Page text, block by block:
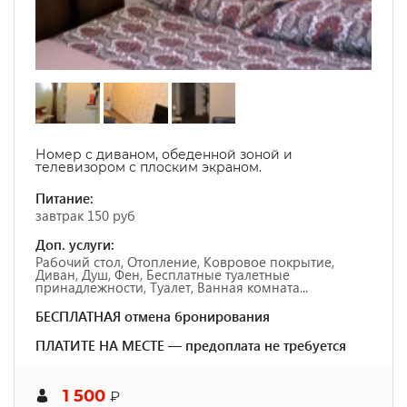
Номер с диваном, обеденной зоной и
телевизором с плоским экраном.
Питание:
завтрак 150 руб
Доп. услуги:
Рабочий стол, Отопление, Ковровое покрытие,
Диван, Душ, Фен, Бесплатные туалетные
принадлежности, Туалет, Ванная комната...
БЕСПЛАТНАЯ отмена бронирования
ПЛАТИТЕ НА МЕСТЕ — предоплата не требуется
1 500 ₽